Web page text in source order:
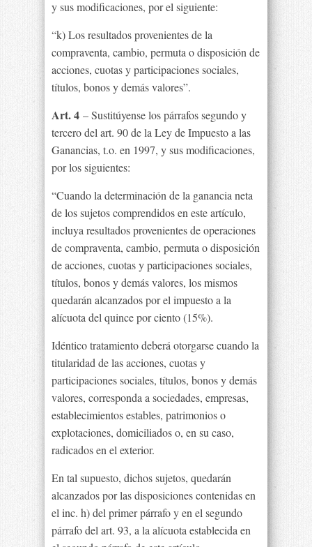
y sus modificaciones, por el siguiente:
“k) Los resultados provenientes de la
compraventa, cambio, permuta o disposición de
acciones, cuotas y participaciones sociales,
títulos, bonos y demás valores”.
Art. 4 – Sustitúyense los párrafos segundo y
tercero del art. 90 de la Ley de Impuesto a las
Ganancias, t.o. en 1997, y sus modificaciones,
por los siguientes:
“Cuando la determinación de la ganancia neta
de los sujetos comprendidos en este artículo,
incluya resultados provenientes de operaciones
de compraventa, cambio, permuta o disposición
de acciones, cuotas y participaciones sociales,
títulos, bonos y demás valores, los mismos
quedarán alcanzados por el impuesto a la
alícuota del quince por ciento (15%).
Idéntico tratamiento deberá otorgarse cuando la
titularidad de las acciones, cuotas y
participaciones sociales, títulos, bonos y demás
valores, corresponda a sociedades, empresas,
establecimientos estables, patrimonios o
explotaciones, domiciliados o, en su caso,
radicados en el exterior.
En tal supuesto, dichos sujetos, quedarán
alcanzados por las disposiciones contenidas en
el inc. h) del primer párrafo y en el segundo
párrafo del art. 93, a la alícuota establecida en